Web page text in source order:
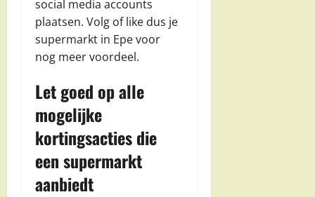
social media accounts
plaatsen. Volg of like dus je
supermarkt in Epe voor
nog meer voordeel.
Let goed op alle
mogelijke
kortingsacties die
een supermarkt
aanbiedt